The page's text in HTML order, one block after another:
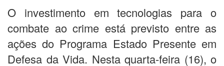
O investimento em tecnologias para o
combate ao crime está previsto entre as
ações do Programa Estado Presente em
Defesa da Vida. Nesta quarta-feira (16), o